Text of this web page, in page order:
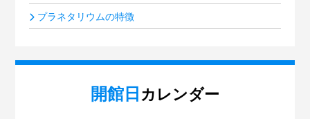
プラネタリウムの特徴
開館日 カレンダー